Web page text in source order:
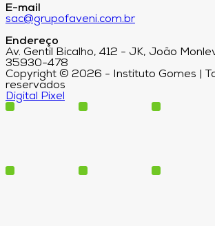
E-mail
sac@grupofaveni.com.br
Endereço
Av. Gentil Bicalho, 412 - JK, João
35930-478
Copyright © 2026 - Instituto Gomes |
reservados
Digital Pixel